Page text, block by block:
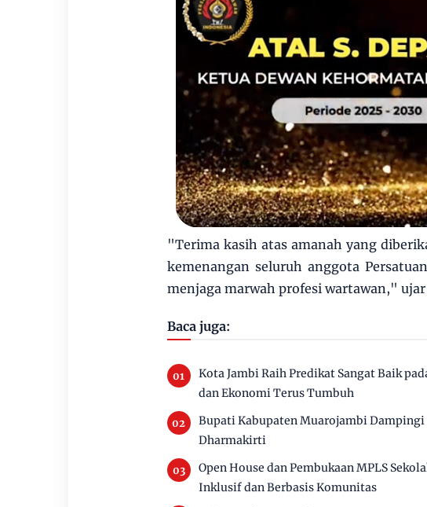
"Terima kasih atas amanah yang
kemenangan seluruh anggota
menjaga marwah profesi wartawan,"
Baca juga:
Kota Jambi Raih Predikat Sangat Baik
dan Ekonomi Terus Tumbuh
Bupati Kabupaten Muarojambi
Dharmakirti
Open House dan Pembukaan MPLS
Inklusif dan Berbasis Komunitas